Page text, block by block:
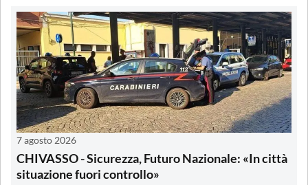
7 agosto 2026
CHIVASSO - Sicurezza, Futuro Nazionale: «In città
situazione fuori controllo»